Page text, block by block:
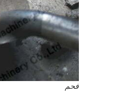
فحم